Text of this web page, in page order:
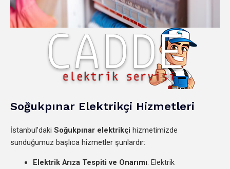
Soğukpınar Elektrikçi Hizmetleri
İstanbul’daki Soğukpınar elektrikçi hizmetimizde
sunduğumuz başlıca hizmetler şunlardır:
Elektrik Arıza Tespiti ve Onarımı: Elektrik